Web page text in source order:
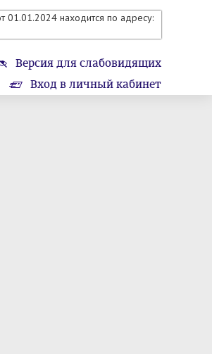
01.01.2024 находится по адресу:
Версия для слабовидящих
Вход в личный кабинет